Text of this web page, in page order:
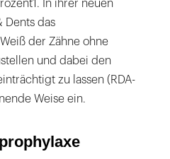
In ihrer neuen
Dents das
der Zähne ohne
und dabei den
zu lassen (RDA-
Weise ein.